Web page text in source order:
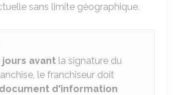
sans limite géographique.
jours avant la signature du
le franchiseur doit
document d'information